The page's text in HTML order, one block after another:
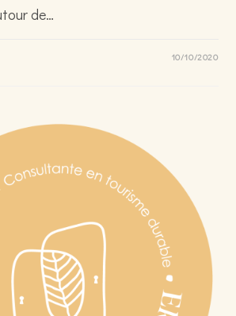
de…
10/10/2020